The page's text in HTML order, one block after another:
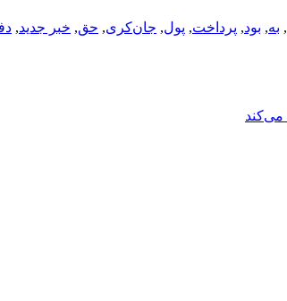
, به, بود, پرداخت, پول, جان‌کری, حق, خبر جدید,